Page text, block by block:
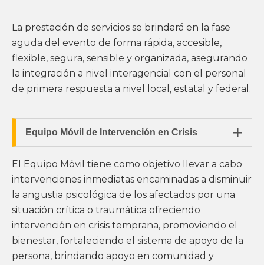
La prestación de servicios se brindará en la fase
aguda del evento de forma rápida, accesible,
flexible, segura, sensible y organizada, asegurando
la integración a nivel interagencial con el personal
de primera respuesta a nivel local, estatal y federal.
Equipo Móvil de Intervención en Crisis 
El Equipo Móvil tiene como objetivo llevar a cabo
intervenciones inmediatas encaminadas a disminuir
la angustia psicológica de los afectados por una
situación crítica o traumática ofreciendo
intervención en crisis temprana, promoviendo el
bienestar, fortaleciendo el sistema de apoyo de la
persona, brindando apoyo en comunidad y